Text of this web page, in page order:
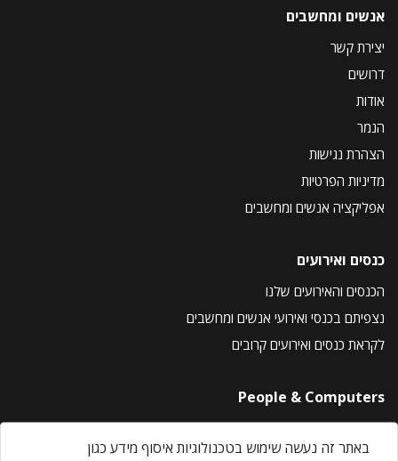
אנשים ומחשבים
יצירת קשר
דרושים
אודות
הנמר
הצהרת נגישות
מדיניות הפרטיות
אפליקציה אנשים ומחשבים
כנסים ואירועים
הכנסים והאירועים שלנו
נצפיתם בכנסי ואירועי אנשים ומחשבים
לקראת כנסים ואירועים קרובים
People & Computers
About Us
Privacy Policy
באתר זה נעשה שימוש בטכנולוגיות איסוף מידע כגון